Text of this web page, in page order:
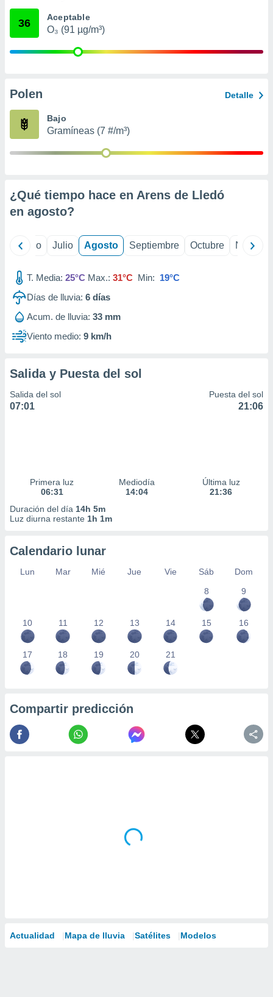
mediante
publicidad
de
36 Aceptable
O₃ (91 µg/m³)
Polen Detalle
Bajo
Gramíneas (7 #/m³)
¿Qué tiempo hace en Arens de Lledó
en agosto?
Junio Julio Agosto Septiembre Octubre
T. Media: 25°C Max.: 31°C Min: 19°C
Días de lluvia: 6 días
Acum. de lluvia: 33 mm
Viento medio: 9 km/h
Salida y Puesta del sol
Salida del sol
07:01
Puesta del sol
21:06
Primera luz
06:31
Mediodía
14:04
Última luz
21:36
Duración del día 14h 5m
Luz diurna restante 1h 1m
Calendario lunar
Lun Mar Mié Jue Vie Sáb
Dom
8
9
10 11 12 13 14 15 16
17 18 19 20 21
Compartir predicción
Actualidad Mapa de lluvia Satélites Modelos